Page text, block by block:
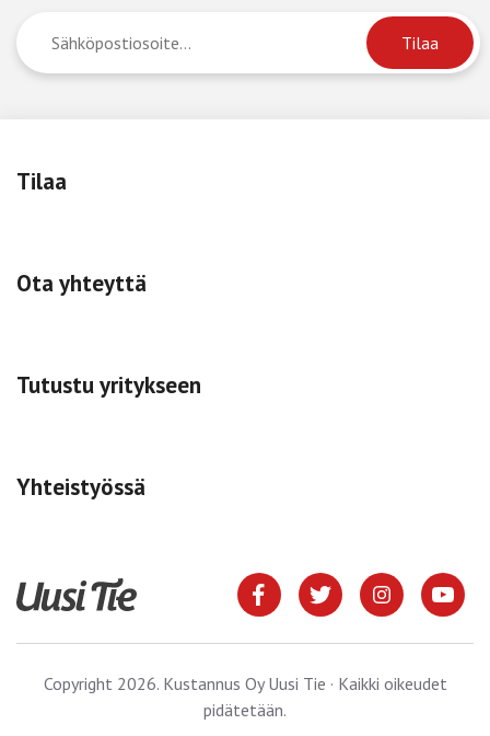
Tilaa
Ota yhteyttä
Tutustu yritykseen
Yhteistyössä
Copyright 2026. Kustannus Oy Uusi Tie · Kaikki oikeudet
pidätetään.